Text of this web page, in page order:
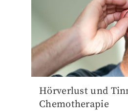
Hörverlust und
Chemotherapie